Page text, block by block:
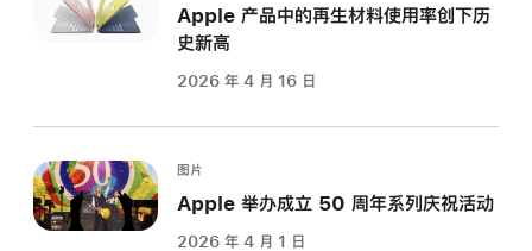
Apple 产品中的再生材料使用率创下历
史新高
2026 年 4 月 16 日
图片
Apple 举办成立 50 周年系列庆祝活动
2026 年 4 月 1 日